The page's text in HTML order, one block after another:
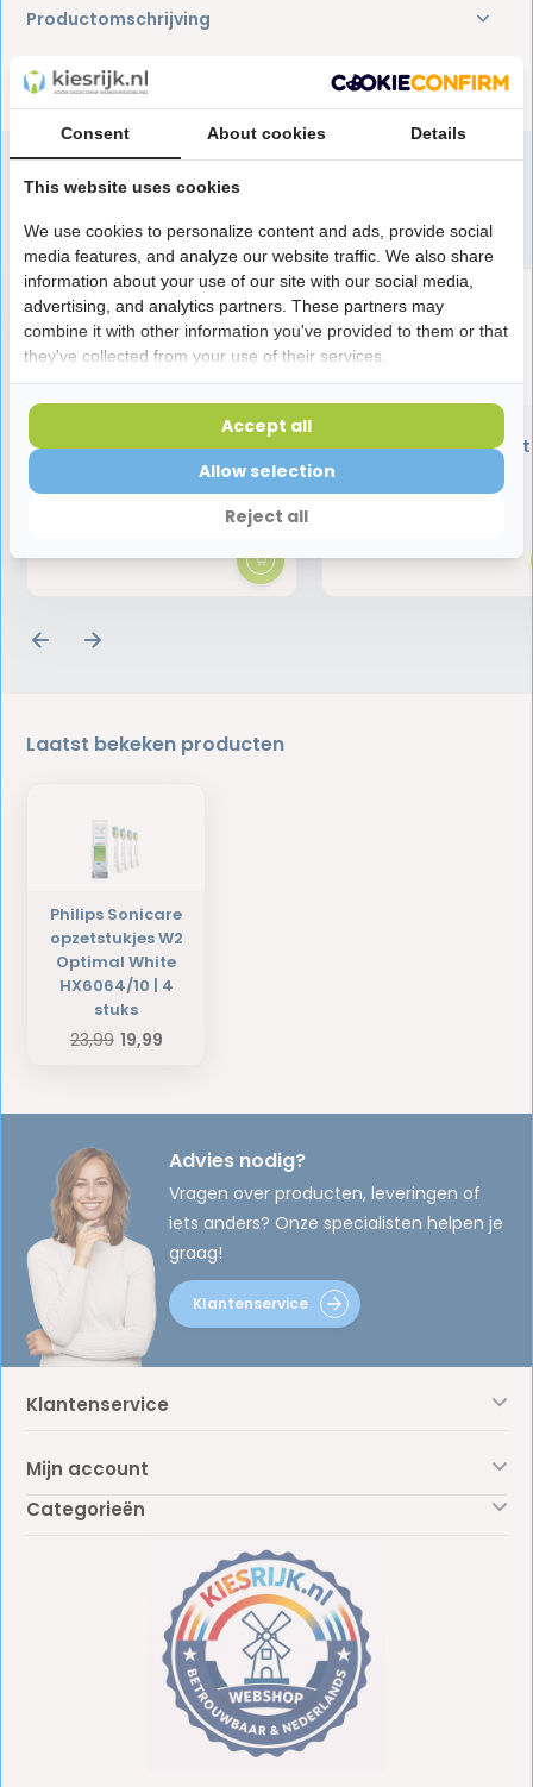
Productomschrijving
Reviews
Speciaal aanbevolen voor jou
Oral B PRO Sensitive Clean
Opzetborstels | 4 stuks
Opzetborstels - 2
Laatst bekeken producten
Philips Sonicare
opzetstukjes W2
Optimal White
HX6064/10 | 4
stuks
23,99 19,99
Advies nodig?
Vragen over producten, leveringen of
iets anders? Onze specialisten helpen je
graag!
Klantenservice
Klantenservice
Mijn account
Categorieën
Consent About cookies Details
This website uses cookies
We use cookies to personalize content and ads, provide social
media features, and analyze our website traffic. We also share
information about your use of our site with our social media,
advertising, and analytics partners. These partners may
combine it with other information you've provided to them or that
they've collected from your use of their services.
Reject all
Allow selection
Accept all